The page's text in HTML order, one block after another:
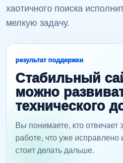
хаотичного поиска
мелкую задачу.
результат поддержки
Стабильный
можно
технического
Вы понимаете, кто отвечает
работе, что уже исправлено
стоит делать дальше.